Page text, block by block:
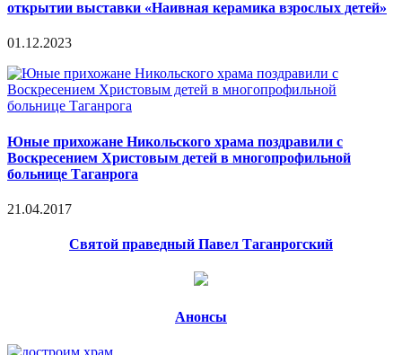
открытии выставки «Наивная керамика взрослых детей»
01.12.2023
Юные прихожане Никольского храма поздравили с
Воскресением Христовым детей в многопрофильной
больнице Таганрога
21.04.2017
Святой праведный Павел Таганрогский
Анонсы